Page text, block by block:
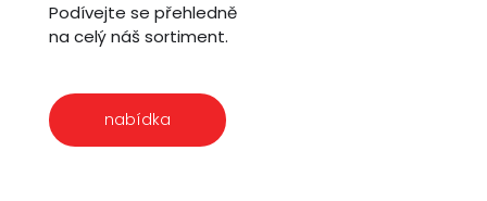
Podívejte se přehledně
na celý náš sortiment.
nabídka